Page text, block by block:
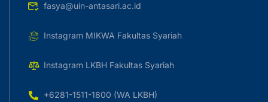
fasya@uin-antasari.ac.id
Instagram MIKWA Fakultas Syariah
Instagram LKBH Fakultas Syariah
+6281-1511-1800 (WA LKBH)